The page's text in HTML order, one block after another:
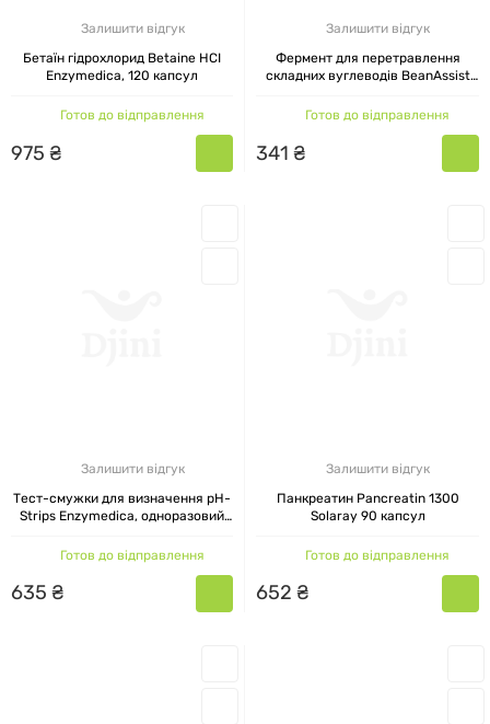
Залишити відгук
Бетаїн гідрохлорид Betaine HCI
Enzymedica, 120 капсул
Готов до відправлення
975 ₴
Залишити відгук
Фермент для перетравлення
складних вуглеводів BeanAssist
Готов до відправлення
341 ₴
Залишити відгук
Тест-смужки для визначення pH-
Strips Enzymedica, одноразовий
Готов до відправлення
635 ₴
Залишити відгук
Панкреатин Pancreatin 1300
Solaray 90 капсул
Готов до відправлення
652 ₴